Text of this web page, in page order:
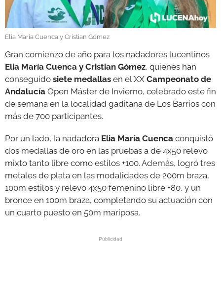
Elia María Cuenca y Cristian Gómez
Gran comienzo de año para los nadadores lucentinos
Elia María Cuenca y Cristian Gómez, quienes han
conseguido siete medallas en el XX Campeonato de
Andalucía Open Máster de Invierno, celebrado este fin
de semana en la localidad gaditana de Los Barrios con
más de 700 participantes.
Por un lado, la nadadora Elia María Cuenca conquistó
dos medallas de oro en las pruebas a de 4x50 relevo
mixto tanto libre como estilos +100. Además, logró tres
metales de plata en las modalidades de 200m braza,
100m estilos y relevo 4x50 femenino libre +80, y un
bronce en 100m braza, completando su actuación con
un cuarto puesto en 50m mariposa.